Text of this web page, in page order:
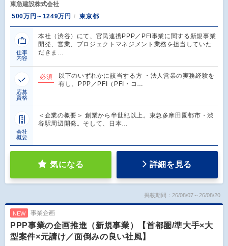
東急建設株式会社
500万円～1249万円
東京都
仕事
内容
本社（渋谷）にて、官民連携PPP／PFI事業に関する新規事業
開発、営業、プロジェクトマネジメント業務を担当していた
だきま…
応募
資格
必須
以下のいずれかに該当する方 ・法人営業の実務経験を
有し、PPP／PFI（PFI・コ…
会社
概要
＜企業の概要＞ 創業から半世紀以上。東急多摩田園都市・渋
谷駅周辺開発。そして、日本…
気になる 詳細を見る
掲載期間：26/08/07～26/08/20
NEW 事業企画
PPP事業の企画推進（新規事業）【首都圏/準大手×大
型案件×元請け／面倒みの良い社風】